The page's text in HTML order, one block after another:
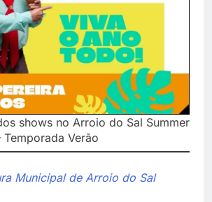
shows no Arroio do Sal Summer
Verão
Municipal de Arroio do Sal